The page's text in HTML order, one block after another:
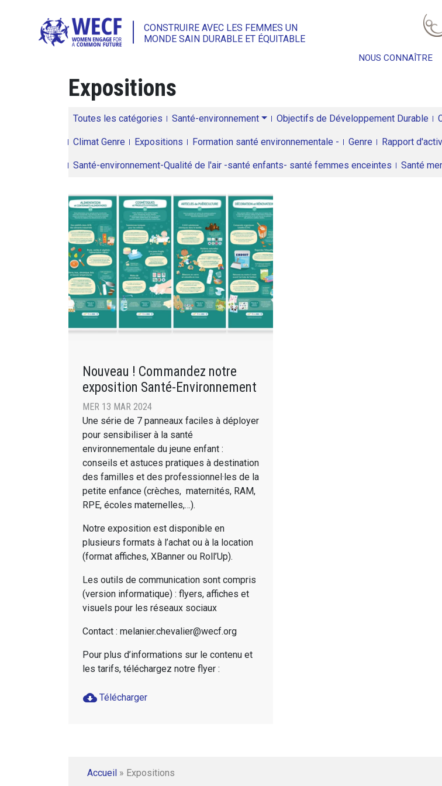
CONSTRUIRE AVEC LES FEMMES UN
MONDE SAIN DURABLE ET ÉQUITABLE
NOUS CONNAÎTRE
Expositions
Toutes les catégories Santé-environnement Objectifs de Développement Durable
Climat Genre Expositions Formation santé environnementale - Genre Rapport
Santé-environnement-Qualité de l'air -santé enfants- santé femmes enceintes Santé
Nouveau ! Commandez notre
exposition Santé-Environnement
MER 13 MAR 2024
Une série de 7 panneaux faciles à déployer
pour sensibiliser à la santé
environnementale du jeune enfant :
conseils et astuces pratiques à destination
des familles et des professionnel·les de la
petite enfance (crèches, maternités, RAM,
RPE, écoles maternelles,…).
Notre exposition est disponible en
plusieurs formats à l’achat ou à la location
(format affiches, XBanner ou Roll’Up).
Les outils de communication sont compris
(version informatique) : flyers, affiches et
visuels pour les réseaux sociaux
Contact : melanier.chevalier@wecf.org
Pour plus d’informations sur le contenu et
les tarifs, téléchargez notre flyer :
cloud_download Télécharger
Accueil » Expositions